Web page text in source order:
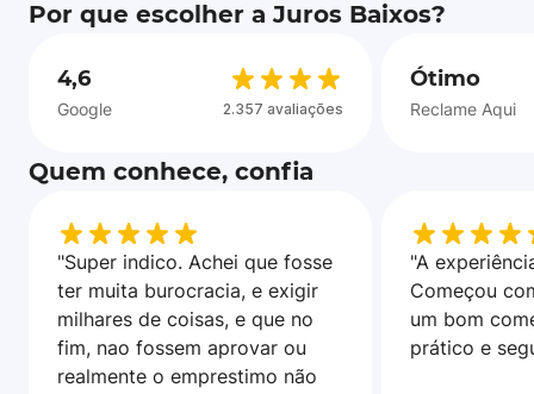
Por que escolher a Juros Baixos?
4,6
Google 2.357 avaliações
Ótimo
Reclame Aqui
Quem conhece, confia
"Super indico. Achei que fosse
ter muita burocracia, e exigir
milhares de coisas, e que no
fim, nao fossem aprovar ou
realmente o emprestimo não
"A
Começou
um bom
prático e